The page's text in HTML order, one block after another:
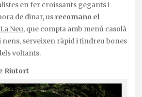
en fer croissants gegants i
de dinar, us recomano el
Neu, que compta amb menú casolà
nens, serveixen ràpid i tindreu bones
voltants.
Riutort